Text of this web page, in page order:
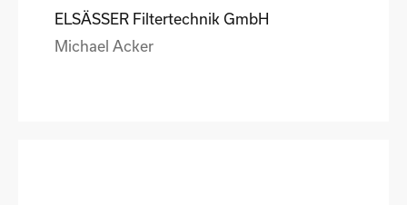
ELSÄSSER Filtertechnik GmbH
Michael Acker